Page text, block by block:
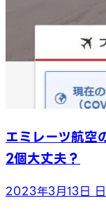
エミレーツ航空
2個大丈夫？
2023年3月13日